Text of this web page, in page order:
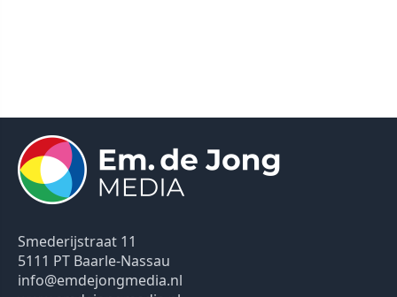
Smederijstraat 11
5111 PT Baarle-Nassau
info@emdejongmedia.nl